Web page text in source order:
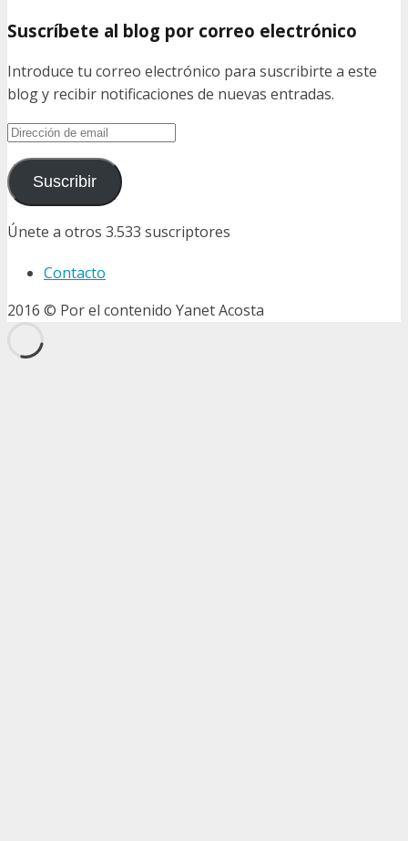
Suscríbete al blog por correo electrónico
Introduce tu correo electrónico para suscribirte a este
blog y recibir notificaciones de nuevas entradas.
Dirección
emailSuscribir
Únete a otros 3.533 suscriptores
Contacto
2016 © Por el contenido Yanet Acosta